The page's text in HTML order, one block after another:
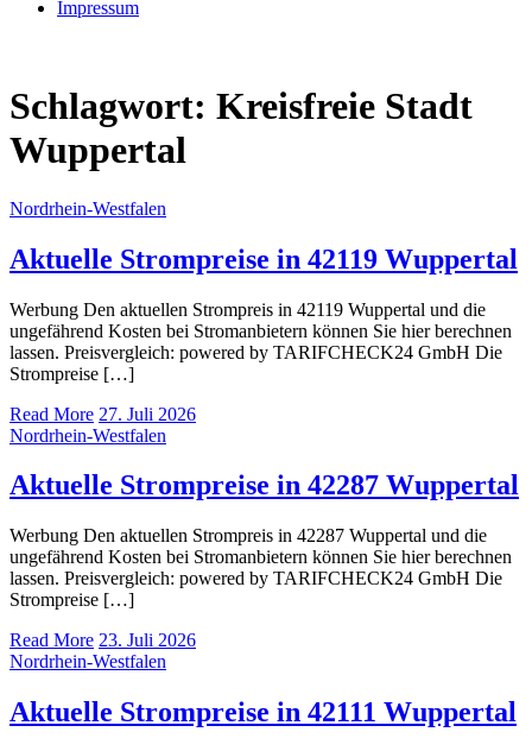
Impressum
Schlagwort: Kreisfreie Stadt
Wuppertal
Nordrhein-Westfalen
Aktuelle Strompreise in 42119 Wuppertal
Werbung Den aktuellen Strompreis in 42119 Wuppertal und die
ungefährend Kosten bei Stromanbietern können Sie hier berechnen
lassen. Preisvergleich: powered by TARIFCHECK24 GmbH Die
Strompreise […]
Read More 27. Juli 2026
Nordrhein-Westfalen
Aktuelle Strompreise in 42287 Wuppertal
Werbung Den aktuellen Strompreis in 42287 Wuppertal und die
ungefährend Kosten bei Stromanbietern können Sie hier berechnen
lassen. Preisvergleich: powered by TARIFCHECK24 GmbH Die
Strompreise […]
Read More 23. Juli 2026
Nordrhein-Westfalen
Aktuelle Strompreise in 42111 Wuppertal